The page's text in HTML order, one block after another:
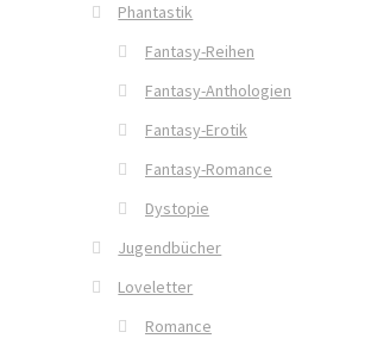
Phantastik
Fantasy-Reihen
Fantasy-Anthologien
Fantasy-Erotik
Fantasy-Romance
Dystopie
Jugendbücher
Loveletter
Romance